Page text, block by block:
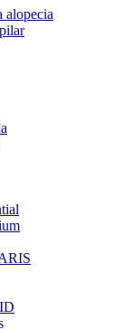
alopecia